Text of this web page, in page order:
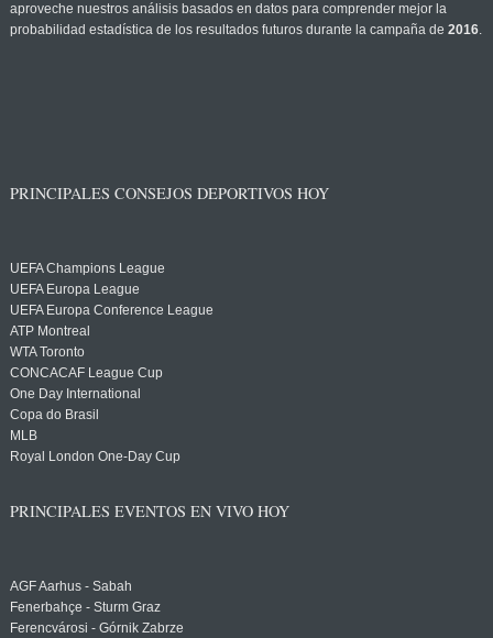
aproveche nuestros análisis basados en datos para comprender mejor la
probabilidad estadística de los resultados futuros durante la campaña de 2016.
PRINCIPALES CONSEJOS DEPORTIVOS HOY
UEFA Champions League
UEFA Europa League
UEFA Europa Conference League
ATP Montreal
WTA Toronto
CONCACAF League Cup
One Day International
Copa do Brasil
MLB
Royal London One-Day Cup
PRINCIPALES EVENTOS EN VIVO HOY
AGF Aarhus - Sabah
Fenerbahçe - Sturm Graz
Ferencvárosi - Górnik Zabrze